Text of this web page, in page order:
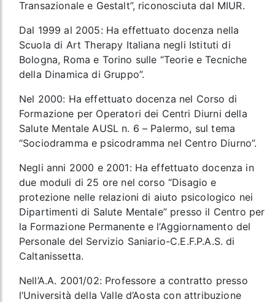
Transazionale e Gestalt”, riconosciuta dal MIUR.
Dal 1999 al 2005: Ha effettuato docenza nella
Scuola di Art Therapy Italiana negli Istituti di
Bologna, Roma e Torino sulle “Teorie e Tecniche
della Dinamica di Gruppo”.
Nel 2000: Ha effettuato docenza nel Corso di
Formazione per Operatori dei Centri Diurni della
Salute Mentale AUSL n. 6 – Palermo, sul tema
“Sociodramma e psicodramma nel Centro Diurno”.
Negli anni 2000 e 2001: Ha effettuato docenza in
due moduli di 25 ore nel corso “Disagio e
protezione nelle relazioni di aiuto psicologico nei
Dipartimenti di Salute Mentale” presso il Centro per
la Formazione Permanente e l’Aggiornamento del
Personale del Servizio Saniario-C.E.F.P.A.S. di
Caltanissetta.
Nell’A.A. 2001/02: Professore a contratto presso
l’Università della Valle d’Aosta con attribuzione